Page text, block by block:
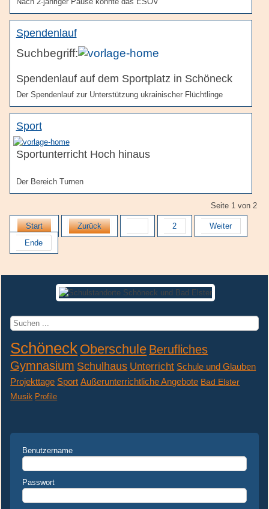
Spendenlauf
Spendenlauf auf dem Sportplatz in Schöneck
Der Spendenlauf zur Unterstützung ukrainischer Flüchtlinge
Sport
Sportunterricht Hoch hinaus
Der Bereich Turnen
Seite 1 von 2
Start Zurück 2
Weiter
Ende
Suchen
Schöneck Oberschule Berufliches
Gymnasium Schulhaus Unterricht Schule und Glauben
Projekttage Sport Außerunterrichtliche Angebote Bad Elster
Musik Profile
Benutzername
Passwort